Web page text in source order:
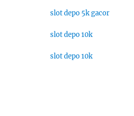
slot depo 5k gacor
slot depo 10k
slot depo 10k